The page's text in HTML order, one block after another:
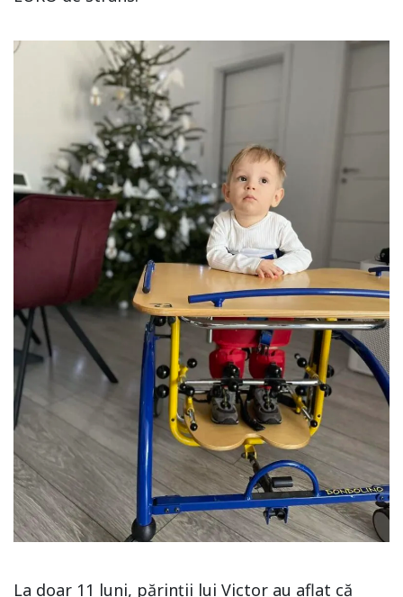
La doar 11 luni, părinții lui Victor au aflat că